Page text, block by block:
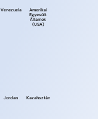
Venezuela
Amerikai
Egyesült
Államok
(USA)
Jordan Kazahsztán